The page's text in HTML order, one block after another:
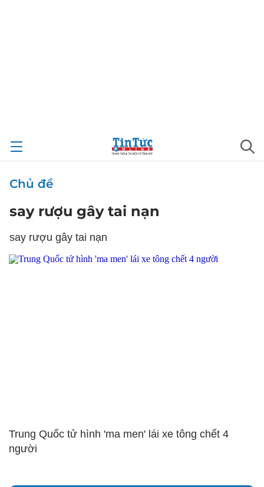
Chủ đề
say rượu gây tai nạn
say rượu gây tai nạn
Trung Quốc tử hình 'ma men' lái xe tông chết 4
người